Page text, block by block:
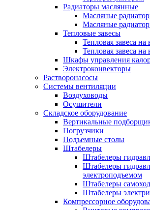
Радиаторы маслянные
Масляные
Масляные
Тепловые завесы
Тепловая завеса на
Тепловая завеса
Шкафы управления
Электроконвекторы
Растворонасосы
Системы вентиляции
Воздуховоды
Осушители
Складское оборудование
Вертикальные
Погрузчики
Подъемные столы
Штабелеры
Штабелеры
Штабелеры
электроподъемом
Штабелеры
Штабелеры
Компрессорное